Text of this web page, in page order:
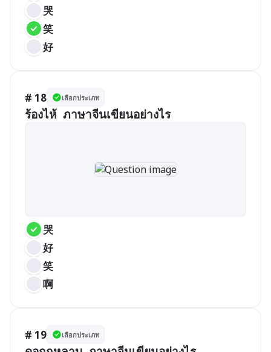
哭
笑
好
# 18 เลือกประเภท
哭
好
笑
啊
# 19 เลือกประเภท